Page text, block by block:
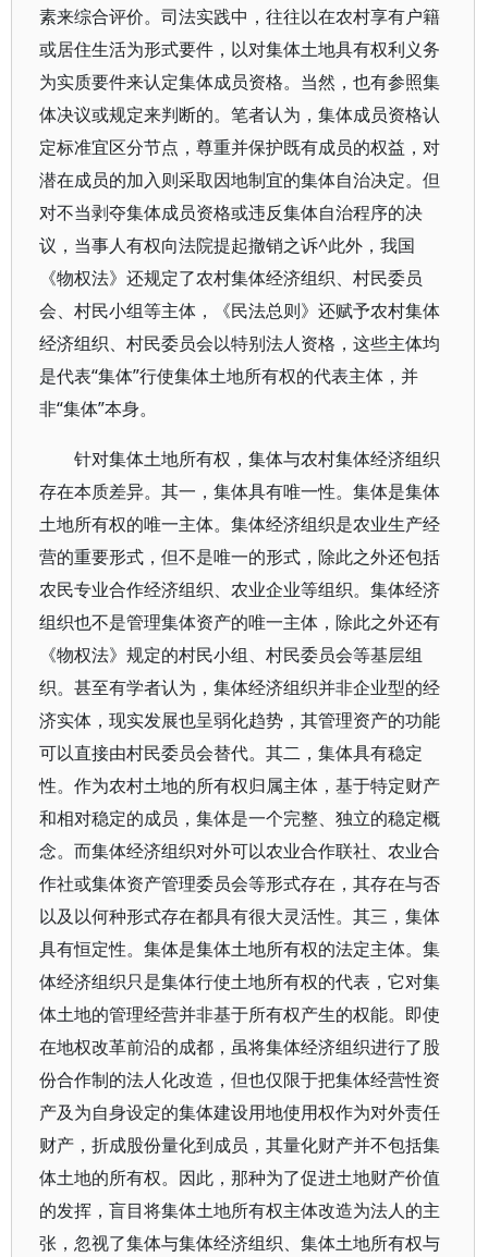
素来综合评价。司法实践中，往往以在农村享有户籍
或居住生活为形式要件，以对集体土地具有权利义务
为实质要件来认定集体成员资格。当然，也有参照集
体决议或规定来判断的。笔者认为，集体成员资格认
定标准宜区分节点，尊重并保护既有成员的权益，对
潜在成员的加入则采取因地制宜的集体自治决定。但
对不当剥夺集体成员资格或违反集体自治程序的决
议，当事人有权向法院提起撤销之诉^此外，我国
《物权法》还规定了农村集体经济组织、村民委员
会、村民小组等主体，《民法总则》还赋予农村集体
经济组织、村民委员会以特别法人资格，这些主体均
是代表“集体”行使集体土地所有权的代表主体，并
非“集体”本身。
针对集体土地所有权，集体与农村集体经济组织
存在本质差异。其一，集体具有唯一性。集体是集体
土地所有权的唯一主体。集体经济组织是农业生产经
营的重要形式，但不是唯一的形式，除此之外还包括
农民专业合作经济组织、农业企业等组织。集体经济
组织也不是管理集体资产的唯一主体，除此之外还有
《物权法》规定的村民小组、村民委员会等基层组
织。甚至有学者认为，集体经济组织并非企业型的经
济实体，现实发展也呈弱化趋势，其管理资产的功能
可以直接由村民委员会替代。其二，集体具有稳定
性。作为农村土地的所有权归属主体，基于特定财产
和相对稳定的成员，集体是一个完整、独立的稳定概
念。而集体经济组织对外可以农业合作联社、农业合
作社或集体资产管理委员会等形式存在，其存在与否
以及以何种形式存在都具有很大灵活性。其三，集体
具有恒定性。集体是集体土地所有权的法定主体。集
体经济组织只是集体行使土地所有权的代表，它对集
体土地的管理经营并非基于所有权产生的权能。即使
在地权改革前沿的成都，虽将集体经济组织进行了股
份合作制的法人化改造，但也仅限于把集体经营性资
产及为自身设定的集体建设用地使用权作为对外责任
财产，折成股份量化到成员，其量化财产并不包括集
体土地的所有权。因此，那种为了促进土地财产价值
的发挥，盲目将集体土地所有权主体改造为法人的主
张，忽视了集体与集体经济组织、集体土地所有权与